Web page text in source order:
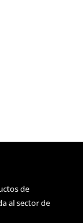
de
al sector de